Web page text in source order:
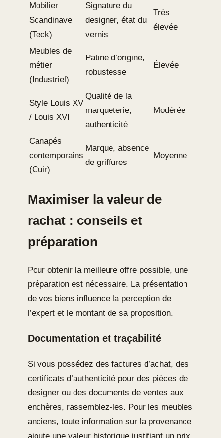
Mobilier
Scandinave
(Teck)
Signature du
designer, état du
vernis
Très
élevée
Meubles de
métier
(Industriel)
Patine d’origine,
robustesse
Élevée
Style Louis XV
/ Louis XVI
Qualité de la
marqueterie,
authenticité
Modérée
Canapés
contemporains
(Cuir)
Marque, absence
de griffures
Moyenne
Maximiser la valeur de
rachat : conseils et
préparation
Pour obtenir la meilleure offre possible, une
préparation est nécessaire. La présentation
de vos biens influence la perception de
l’expert et le montant de sa proposition.
Documentation et traçabilité
Si vous possédez des factures d’achat, des
certificats d’authenticité pour des pièces de
designer ou des documents de ventes aux
enchères, rassemblez-les. Pour les meubles
anciens, toute information sur la provenance
ajoute une valeur historique justifiant un prix